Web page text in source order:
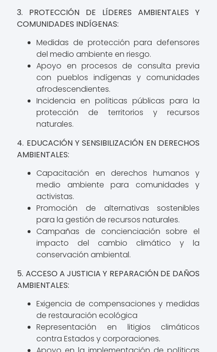
3. PROTECCIÓN DE LÍDERES AMBIENTALES Y
COMUNIDADES INDÍGENAS:
Medidas de protección para defensores
del medio ambiente en riesgo.
Apoyo en procesos de consulta previa
con pueblos indígenas y comunidades
afrodescendientes.
Incidencia en políticas públicas para la
protección de territorios y recursos
naturales.
4. EDUCACIÓN Y SENSIBILIZACIÓN EN DERECHOS
AMBIENTALES:
Capacitación en derechos humanos y
medio ambiente para comunidades y
activistas.
Promoción de alternativas sostenibles
para la gestión de recursos naturales.
Campañas de concienciación sobre el
impacto del cambio climático y la
conservación ambiental.
5. ACCESO A JUSTICIA Y REPARACIÓN DE DAÑOS
AMBIENTALES:
Exigencia de compensaciones y medidas
de restauración ecológica
Representación en litigios climáticos
contra Estados y corporaciones.